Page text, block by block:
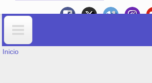
Formulario de
USTED ESTÁ AQUÍ
Inicio